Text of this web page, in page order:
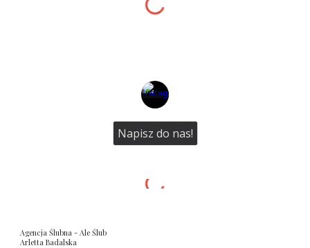
Napisz do nas!
Agencja Ślubna - Ale Ślub
Arletta Badalska